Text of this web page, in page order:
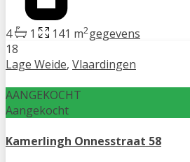
4 1 141 m2gegevens
18
Lage Weide, Vlaardingen
AANGEKOCHT
Aangekocht
Kamerlingh Onnesstraat 58